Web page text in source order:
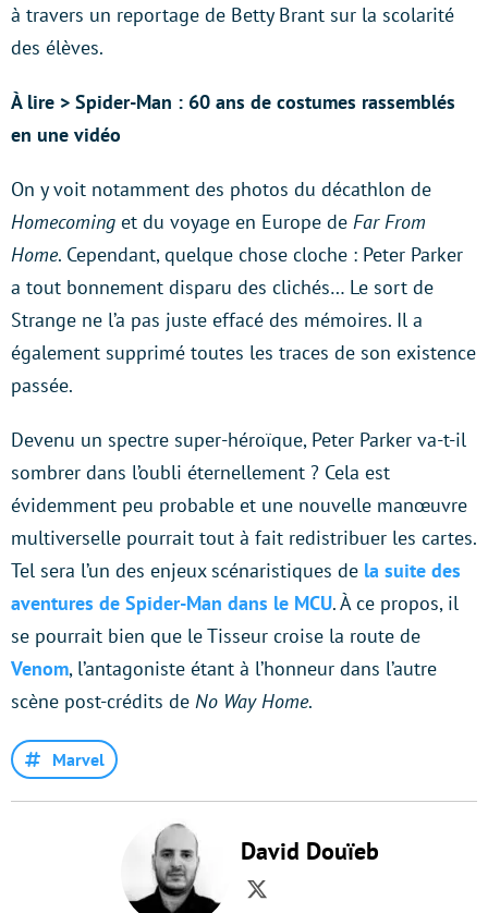
à travers un reportage de Betty Brant sur la scolarité
des élèves.
À lire > Spider-Man : 60 ans de costumes rassemblés
en une vidéo
On y voit notamment des photos du décathlon de
Homecoming et du voyage en Europe de Far From
Home. Cependant, quelque chose cloche : Peter Parker
a tout bonnement disparu des clichés… Le sort de
Strange ne l’a pas juste effacé des mémoires. Il a
également supprimé toutes les traces de son existence
passée.
Devenu un spectre super-héroïque, Peter Parker va-t-il
sombrer dans l’oubli éternellement ? Cela est
évidemment peu probable et une nouvelle manœuvre
multiverselle pourrait tout à fait redistribuer les cartes.
Tel sera l’un des enjeux scénaristiques de la suite des
aventures de Spider-Man dans le MCU. À ce propos, il
se pourrait bien que le Tisseur croise la route de
Venom, l’antagoniste étant à l’honneur dans l’autre
scène post-crédits de No Way Home.
Marvel
David Douïeb
Twitter